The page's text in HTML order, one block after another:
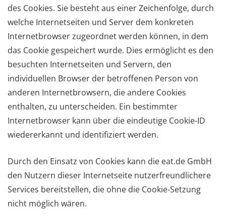
des Cookies. Sie besteht aus einer Zeichenfolge, durch
welche Internetseiten und Server dem konkreten
Internetbrowser zugeordnet werden können, in dem
das Cookie gespeichert wurde. Dies ermöglicht es den
besuchten Internetseiten und Servern, den
individuellen Browser der betroffenen Person von
anderen Internetbrowsern, die andere Cookies
enthalten, zu unterscheiden. Ein bestimmter
Internetbrowser kann über die eindeutige Cookie-ID
wiedererkannt und identifiziert werden.
Durch den Einsatz von Cookies kann die eat.de GmbH
den Nutzern dieser Internetseite nutzerfreundlichere
Services bereitstellen, die ohne die Cookie-Setzung
nicht möglich wären.